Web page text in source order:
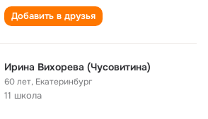
Добавить в друзья
Ирина Вихорева (Чусовитина)
60 лет, Екатеринбург
11 школа